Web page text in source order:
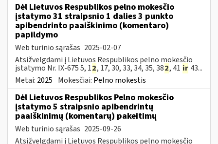
Dėl Lietuvos Respublikos pelno mokesčio
įstatymo 31 straipsnio 1 dalies 3 punkto
apibendrinto paaiškinimo (komentaro)
papildymo
Web turinio sąrašas 2025-02-07
Atsižvelgdami į Lietuvos Respublikos pelno mokesčio
įstatymo Nr. IX-675 5, 12, 17, 30, 33, 34, 35, 382, 41 ir 43...
Metai: 2025 Mokesčiai: Pelno mokestis
Dėl Lietuvos Respublikos Pelno mokesčio
įstatymo 5 straipsnio apibendrintų
paaiškinimų (komentarų) pakeitimų
Web turinio sąrašas 2025-09-26
Atsižvelgdami į Lietuvos Respublikos pelno mokesčio